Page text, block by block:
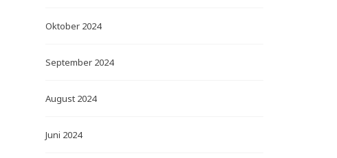
Oktober 2024
September 2024
August 2024
Juni 2024